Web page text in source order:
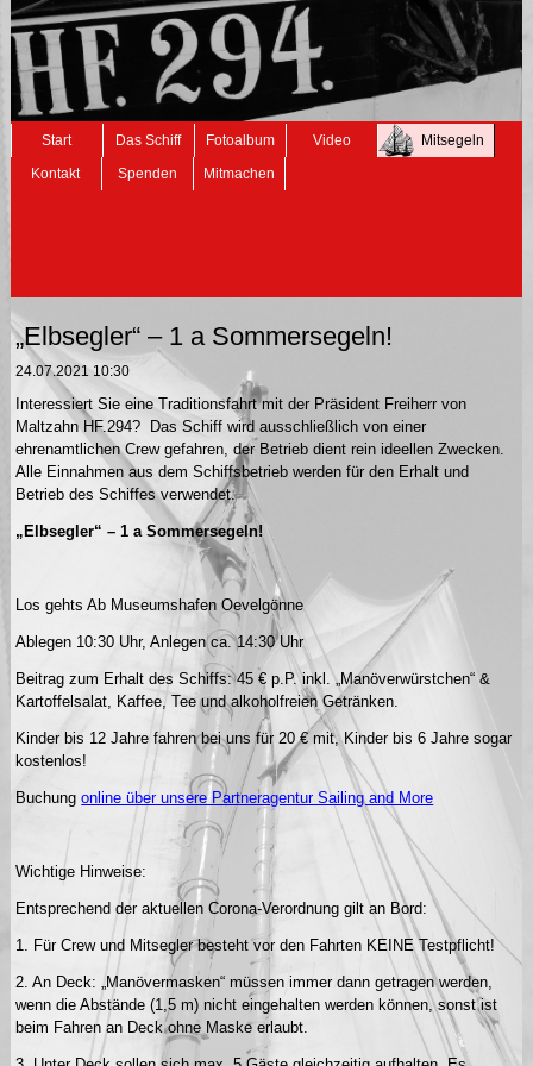
Navigation
überspringen
Start Das Schiff Fotoalbum Video
Mitsegeln
Kontakt
Spenden Mitmachen
„Elbsegler“ – 1 a Sommersegeln!
24.07.2021 10:30
Interessiert Sie eine Traditionsfahrt mit der Präsident Freiherr von
Maltzahn HF.294? Das Schiff wird ausschließlich von einer
ehrenamtlichen Crew gefahren, der Betrieb dient rein ideellen Zwecken.
Alle Einnahmen aus dem Schiffsbetrieb werden für den Erhalt und
Betrieb des Schiffes verwendet.
„Elbsegler“ – 1 a Sommersegeln!
Los gehts Ab Museumshafen Oevelgönne
Ablegen 10:30 Uhr, Anlegen ca. 14:30 Uhr
Beitrag zum Erhalt des Schiffs: 45 € p.P. inkl. „Manöverwürstchen“ &
Kartoffelsalat, Kaffee, Tee und alkoholfreien Getränken.
Kinder bis 12 Jahre fahren bei uns für 20 € mit, Kinder bis 6 Jahre sogar
kostenlos!
Buchungonline über unsere Partneragentur Sailing and More
Wichtige Hinweise:
Entsprechend der aktuellen Corona-Verordnung gilt an Bord:
1. Für Crew und Mitsegler besteht vor den Fahrten KEINE Testpflicht!
2. An Deck: „Manövermasken“ müssen immer dann getragen werden,
wenn die Abstände (1,5 m) nicht eingehalten werden können, sonst ist
beim Fahren an Deck ohne Maske erlaubt.